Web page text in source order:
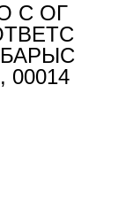
С ОГ